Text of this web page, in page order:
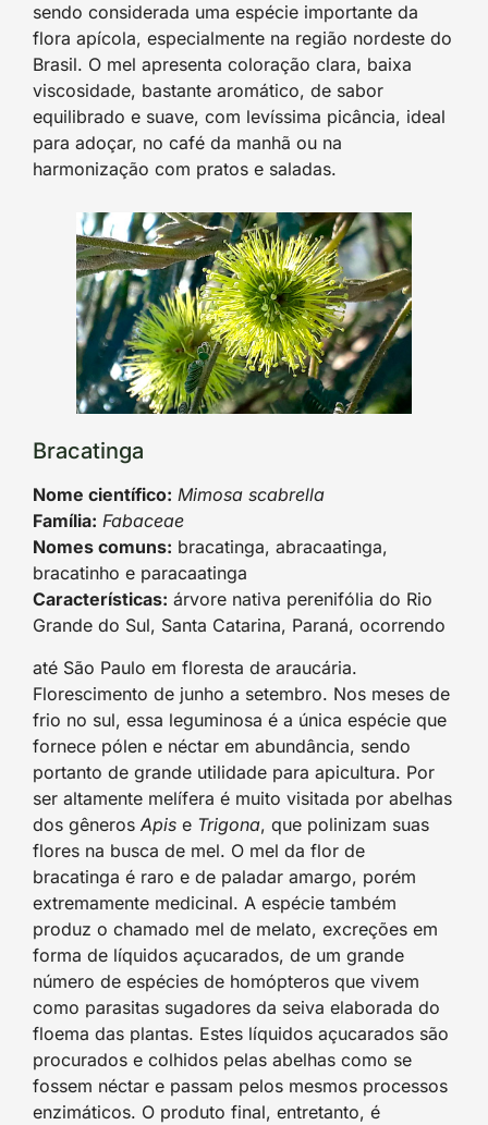
sendo considerada uma espécie importante da
flora apícola, especialmente na região nordeste do
Brasil. O mel apresenta coloração clara, baixa
viscosidade, bastante aromático, de sabor
equilibrado e suave, com levíssima picância, ideal
para adoçar, no café da manhã ou na
harmonização com pratos e saladas.
Bracatinga
Nome científico: Mimosa scabrella
Família: Fabaceae
Nomes comuns: bracatinga, abracaatinga,
bracatinho e paracaatinga
Características: árvore nativa perenifólia do Rio
Grande do Sul, Santa Catarina, Paraná, ocorrendo
até São Paulo em floresta de araucária.
Florescimento de junho a setembro. Nos meses de
frio no sul, essa leguminosa é a única espécie que
fornece pólen e néctar em abundância, sendo
portanto de grande utilidade para apicultura. Por
ser altamente melífera é muito visitada por abelhas
dos gêneros Apis e Trigona, que polinizam suas
flores na busca de mel. O mel da flor de
bracatinga é raro e de paladar amargo, porém
extremamente medicinal. A espécie também
produz o chamado mel de melato, excreções em
forma de líquidos açucarados, de um grande
número de espécies de homópteros que vivem
como parasitas sugadores da seiva elaborada do
floema das plantas. Estes líquidos açucarados são
procurados e colhidos pelas abelhas como se
fossem néctar e passam pelos mesmos processos
enzimáticos. O produto final, entretanto, é